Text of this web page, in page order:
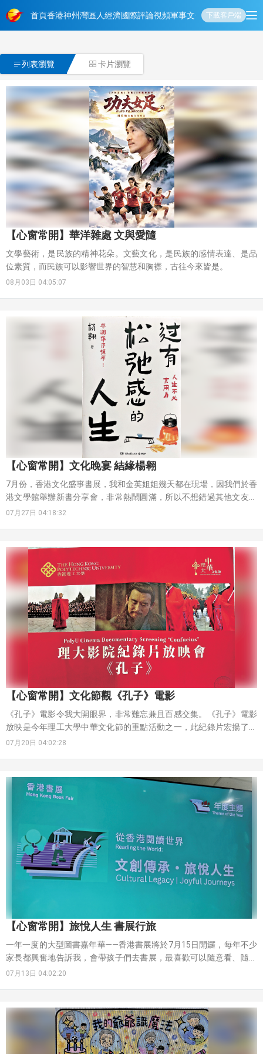
首頁香港神州灣區人經濟國際評論視頻軍事文化 娛樂生活教育體
下載客戶端
列表瀏覽  卡片瀏覽
【心窗常開】華洋雜處 文與愛隨
文學藝術，是民族的精神花朵。文藝文化，是民族的感情表達、是品
位素質，而民族可以影響世界的智慧和胸襟，古往今來皆是。
08月03日 04:05:07
【心窗常開】文化晚宴 結緣楊翱
7月份，香港文化盛事書展，我和金英姐姐幾天都在現場，因我們於香
港文學館舉辦新書分享會，非常熱鬧圓滿，所以不想錯過其他文友的
精彩活動。
07月27日 04:18:32
【心窗常開】文化節觀《孔子》電影
《孔子》電影令我大開眼界，非常難忘兼且百感交集。《孔子》電影
放映是今年理工大學中華文化節的重點活動之一，此紀錄片宏揚了儒
學要旨，內容翔實又全面，講述了孔子一生的傳奇及各種人生跌宕經
07月20日 04:02:28
【心窗常開】旅悅人生 書展行旅
一年一度的大型圖書嘉年華——香港書展將於7月15日開鑼，每年不少
家長都興奮地告訴我，會帶孩子們去書展，最喜歡可以隨意看、隨意
選，我舉手贊成他們的行動。我說：「能把去書展的活動當作一次重
07月13日 04:02:20